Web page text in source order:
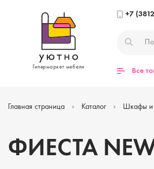
Гипермаркет мебели
+7
Все
Главная страница Каталог Шкафы и
ФИЕСТА